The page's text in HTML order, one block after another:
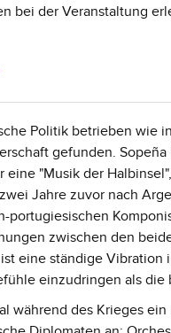
bei der Veranstaltung
Politik betrieben wie
gefunden.
"Musik der
Jahre zuvor nach
portugiesischen
zwischen den
eine ständige
einzudringen als die
während des Krieges